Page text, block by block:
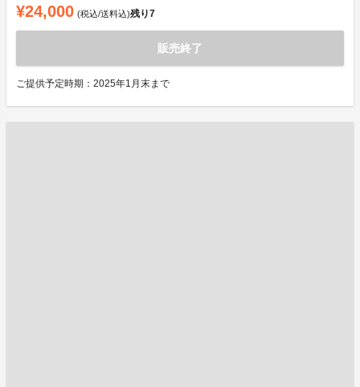
¥24,000 (税込/送料込)残り7
販売終了
ご提供予定時期：2025年1月末まで